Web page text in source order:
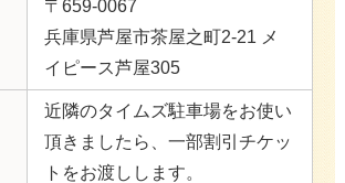
〒659-0067
兵庫県芦屋市茶屋之町2-21 メ
イピース芦屋305
近隣のタイムズ駐車場をお使い
頂きましたら、一部割引チケッ
トをお渡しします。